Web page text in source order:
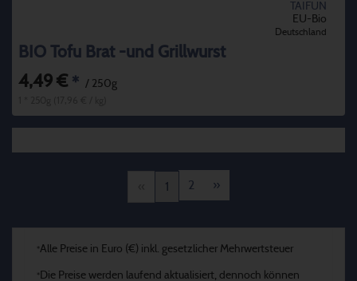
TAIFUN
EU-Bio
Deutschland
BIO Tofu Brat -und Grillwurst
4,49 € * / 250g
1 2 »
*Alle Preise in Euro (€) inkl. gesetzlicher Mehrwertsteuer
* Die Preise werden laufend aktualisiert, dennoch können